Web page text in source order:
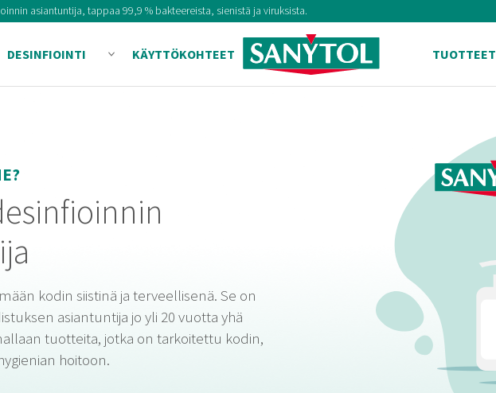
asiantuntija, tappaa 99,9 % bakteereista, sienistä ja viruksista.
DESINFIOINTI KÄYTTÖKOHTEET TUOTTEET
kodin siistinä ja terveellisenä. Se on
asiantuntija jo yli 20 vuotta yhä
tuotteita, jotka on tarkoitettu kodin,
hoitoon.